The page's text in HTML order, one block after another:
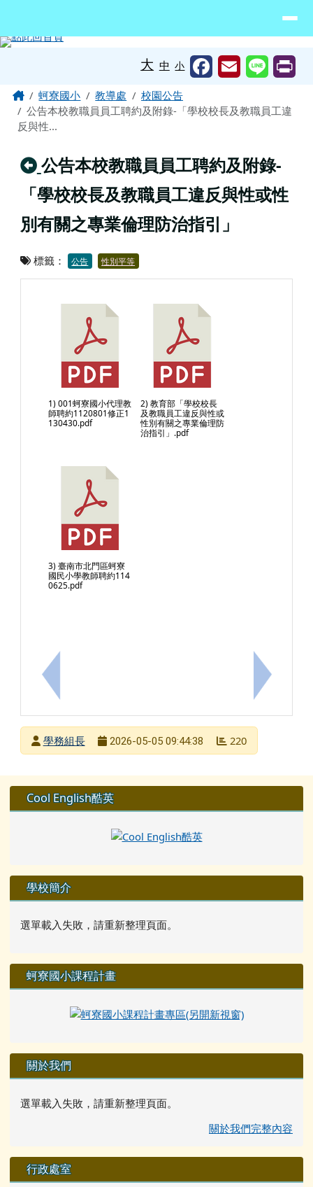
大 中 小
主內容區域
Home蚵寮國小 教導處
校園公告
公告本校教職員員工聘約及附錄-「學校校長及教職員工違
反與性...
回上頁
公告本校教職員員工聘約及附錄-
「學校校長及教職員工違反與性或性
別有關之專業倫理防治指引」
標籤： 公告 性別平等
上一筆：臺南市北門區蚵寮國小畢業生市長獎給獎實施
1) 001蚵寮國小代理教
師聘約1120801修正1
130430.pdf
2) 教育部「學校校長
及教職員工違反與性或
性別有關之專業倫理防
治指引」.pdf
3) 臺南市北門區蚵寮
國民小學教師聘約114
0625.pdf
下一筆：
發布者學務組長
2026-05-05 09:44:38 220
左邊區域內容
Cool English酷英
學校簡介
選單載入失敗，請重新整理頁面。
蚵寮國小課程計畫
關於我們
選單載入失敗，請重新整理頁面。
關於我們完整內容
行政處室
頁尾區域